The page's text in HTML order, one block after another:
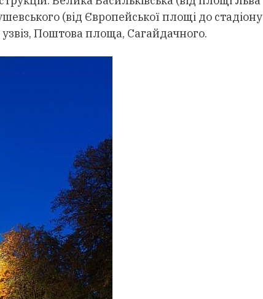
(від Європейської площі до стадіону
Поштова площа, Сагайдачного.